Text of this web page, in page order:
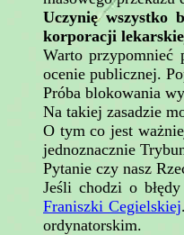
Uczynię wszystko
korporacji
Warto przypomnieć
ocenie publicznej.
Próba blokowania
Na takiej zasadzie
O tym co jest
jednoznacznie
Pytanie czy nasz
Jeśli chodzi o
Franiszki Cegielskiej
ordynatorskim.